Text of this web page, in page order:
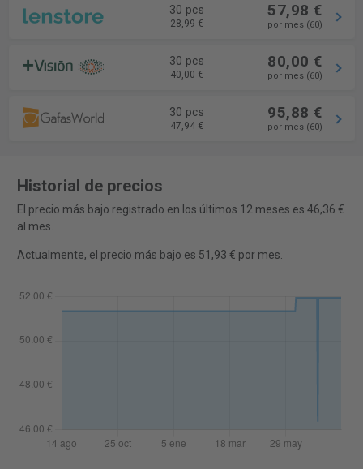
30 pcs
28,99 €
57,98 €
por mes (60)
30 pcs
40,00 €
80,00 €
por mes (60)
30 pcs
47,94 €
95,88 €
por mes (60)
Historial de precios
El precio más bajo registrado en los últimos 12 meses es 46,36 €
al mes.
Actualmente, el precio más bajo es 51,93 € por mes.